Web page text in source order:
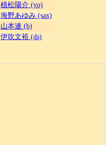
植松陽介 (vo)
海野あゆみ (sax)
山本連 (b)
伊吹文裕 (ds)